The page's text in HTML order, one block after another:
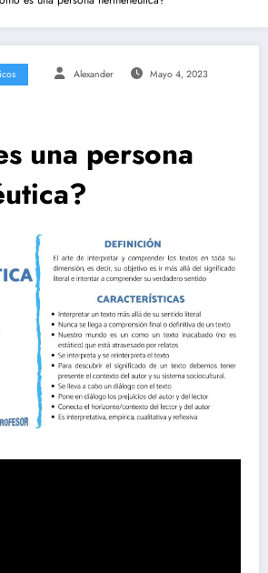
Alexander Mayo 4, 2023
una persona